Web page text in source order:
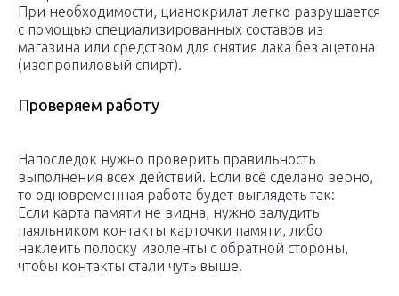
При необходимости, цианокрилат легко разрушается
с помощью специализированных составов из
магазина или средством для снятия лака без ацетона
(изопропиловый спирт).
Проверяем работу
Напоследок нужно проверить правильность
выполнения всех действий. Если всё сделано верно,
то одновременная работа будет выглядеть так:
Если карта памяти не видна, нужно залудить
паяльником контакты карточки памяти, либо
наклеить полоску изоленты с обратной стороны,
чтобы контакты стали чуть выше.